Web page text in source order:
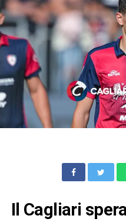
Il Cagliari